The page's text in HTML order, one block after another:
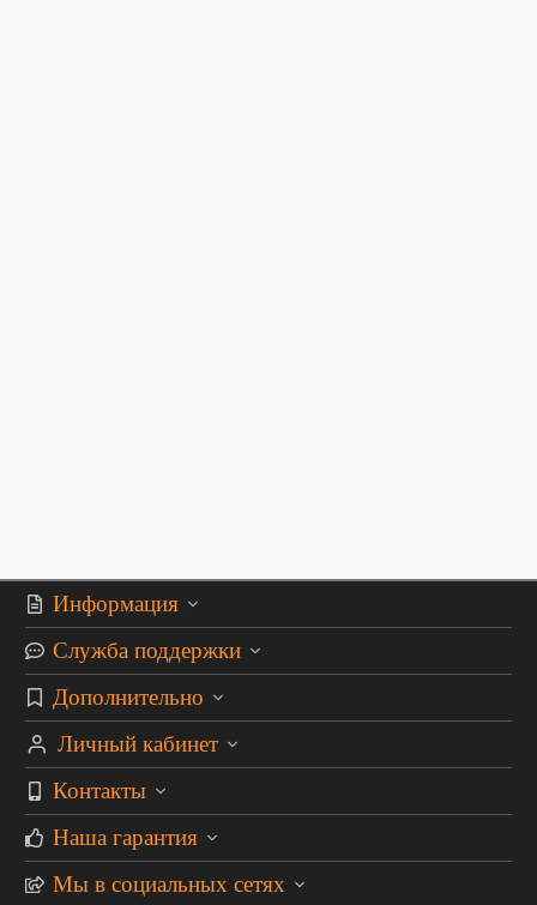
Информация
Служба поддержки
Дополнительно
Личный кабинет
Контакты
Наша гарантия
Мы в социальных сетях